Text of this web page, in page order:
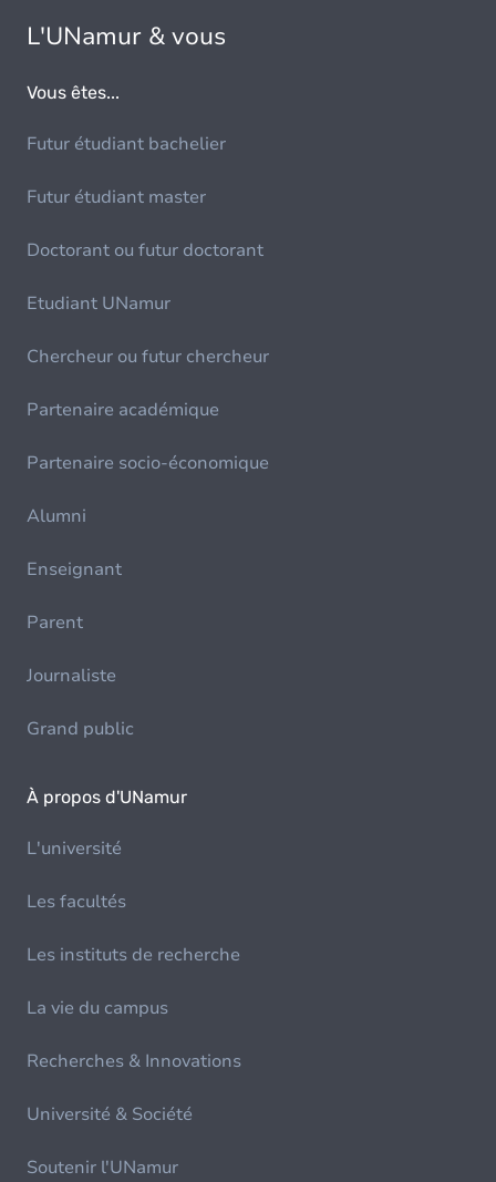
L'UNamur & vous
Vous êtes...
Futur étudiant bachelier
Futur étudiant master
Doctorant ou futur doctorant
Etudiant UNamur
Chercheur ou futur chercheur
Partenaire académique
Partenaire socio-économique
Alumni
Enseignant
Parent
Journaliste
Grand public
À propos d'UNamur
L'université
Les facultés
Les instituts de recherche
La vie du campus
Recherches & Innovations
Université & Société
Soutenir l'UNamur